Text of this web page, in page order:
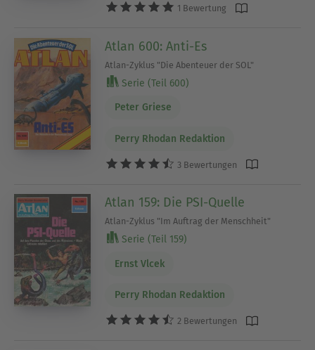
1 Bewertung
Atlan 600: Anti-Es
Atlan-Zyklus "Die Abenteuer der SOL"
Serie (Teil 600)
Peter Griese
Perry Rhodan Redaktion
3 Bewertungen
Atlan 159: Die PSI-Quelle
Atlan-Zyklus "Im Auftrag der Menschheit"
Serie (Teil 159)
Ernst Vlcek
Perry Rhodan Redaktion
2 Bewertungen